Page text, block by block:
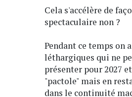
Cela s'accélère de
spectaculaire non ?
Pendant ce temps on
léthargiques qui ne
présenter pour 2027
"pactole" mais en
dans le continuité